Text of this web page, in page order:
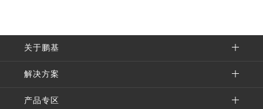
关于鹏基
解决方案
产品专区